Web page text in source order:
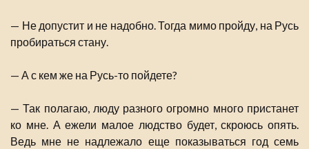
— Не допустит и не надобно. Тогда мимо пройду, на Русь
пробираться стану.
— А с кем же на Русь-то пойдете?
— Так полагаю, люду разного огромно много пристанет
ко мне. А ежели малое людство будет, скроюсь опять.
Ведь мне не надлежало еще показываться год семь